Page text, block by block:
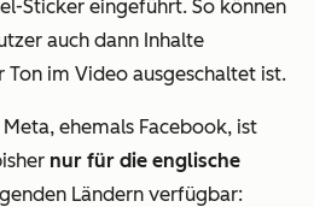
Sticker eingeführt. So können
auch dann Inhalte
Ton im Video ausgeschaltet ist.
ehemals Facebook, ist
nur für die englische
Ländern verfügbar: